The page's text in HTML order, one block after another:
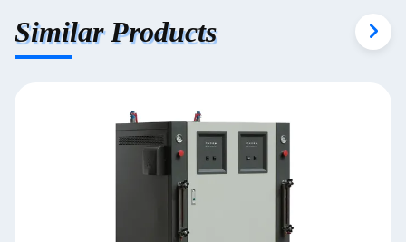
Similar Products